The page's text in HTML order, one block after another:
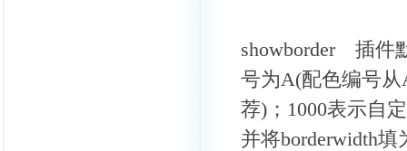
showborder 插件
号为A(配色编号从
荐)；1000表示自
并将borderwidth填